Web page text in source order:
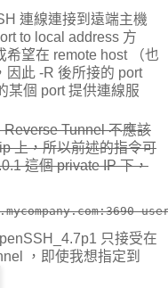
連線連接到遠端主機
to local address 方
希望在 remote host （也
因此 -R 後所接的 port
某個 port 提供連線服
Tunnel 不應該
上，所以前述的指令可
這個 private IP 下，
只接受在
，即使我想指定到